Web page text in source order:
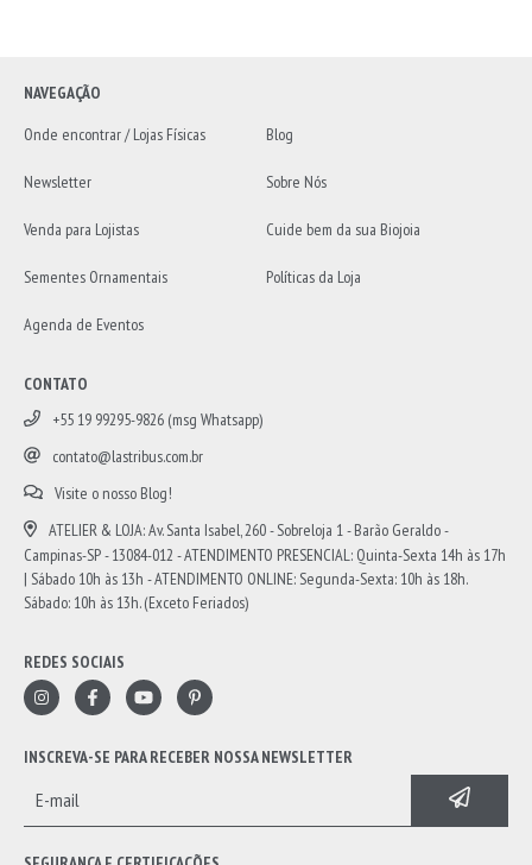
NAVEGAÇÃO
Onde encontrar / Lojas Físicas
Blog
Newsletter Sobre Nós
Venda para Lojistas Cuide bem da sua Biojoia
Sementes Ornamentais Políticas da Loja
Agenda de Eventos
CONTATO
+55 19 99295-9826 (msg Whatsapp)
contato@lastribus.com.br
Visite o nosso Blog!
ATELIER & LOJA: Av. Santa Isabel, 260 - Sobreloja 1 - Barão Geraldo -
Campinas-SP - 13084-012 - ATENDIMENTO PRESENCIAL: Quinta-Sexta 14h às 17h
| Sábado 10h às 13h - ATENDIMENTO ONLINE: Segunda-Sexta: 10h às 18h.
Sábado: 10h às 13h. (Exceto Feriados)
REDES SOCIAIS
INSCREVA-SE PARA RECEBER NOSSA NEWSLETTER